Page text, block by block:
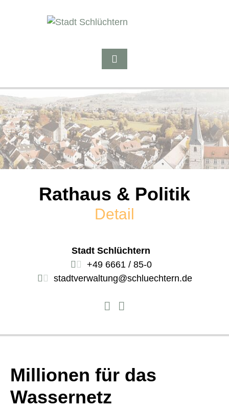
Rathaus & Politik
Detail
Stadt Schlüchtern
+49 6661 / 85-0
stadtverwaltung@schluechtern.de
Millionen für das
Wassernetz